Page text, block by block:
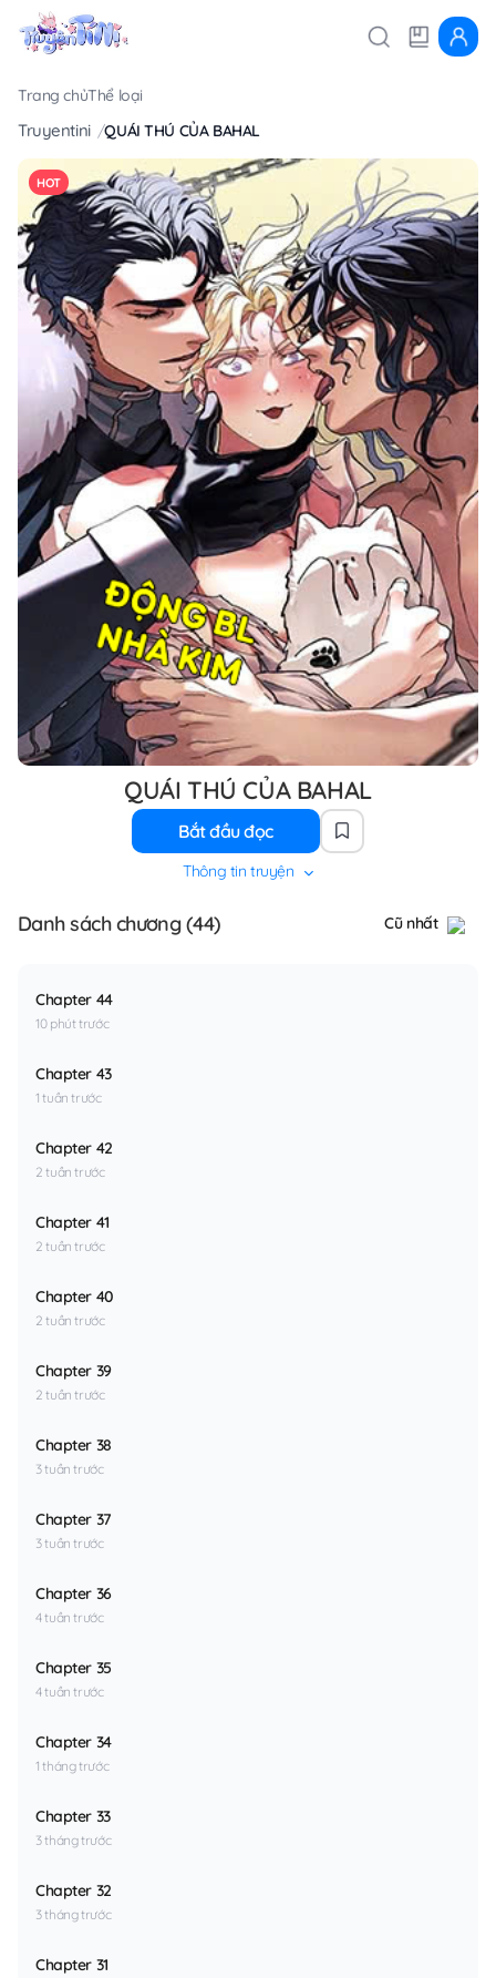
Trang chủThể loại
Truyentini QUÁI THÚ CỦA BAHAL
HOT
QUÁI THÚ CỦA BAHAL
Bắt đầu đọc
Thông tin truyện
Danh sách chương (44) Cũ nhất
Chapter 44
10 phút trước
Chapter 43
1 tuần trước
Chapter 42
2 tuần trước
Chapter 41
2 tuần trước
Chapter 40
2 tuần trước
Chapter 39
2 tuần trước
Chapter 38
3 tuần trước
Chapter 37
3 tuần trước
Chapter 36
4 tuần trước
Chapter 35
4 tuần trước
Chapter 34
1 tháng trước
Chapter 33
3 tháng trước
Chapter 32
3 tháng trước
Chapter 31